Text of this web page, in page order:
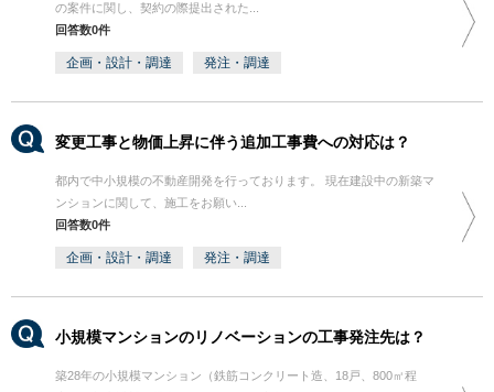
の案件に関し、契約の際提出された...
回答数0件
企画・設計・調達 発注・調達
変更工事と物価上昇に伴う追加工事費への対応は？
都内で中小規模の不動産開発を行っております。 現在建設中の新築マ
ンションに関して、施工をお願い...
回答数0件
企画・設計・調達 発注・調達
小規模マンションのリノベーションの工事発注先は？
築28年の小規模マンション（鉄筋コンクリート造、18戸、800㎡程